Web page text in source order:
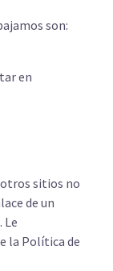
son:
en
sitios no
de un
Le
la Política de